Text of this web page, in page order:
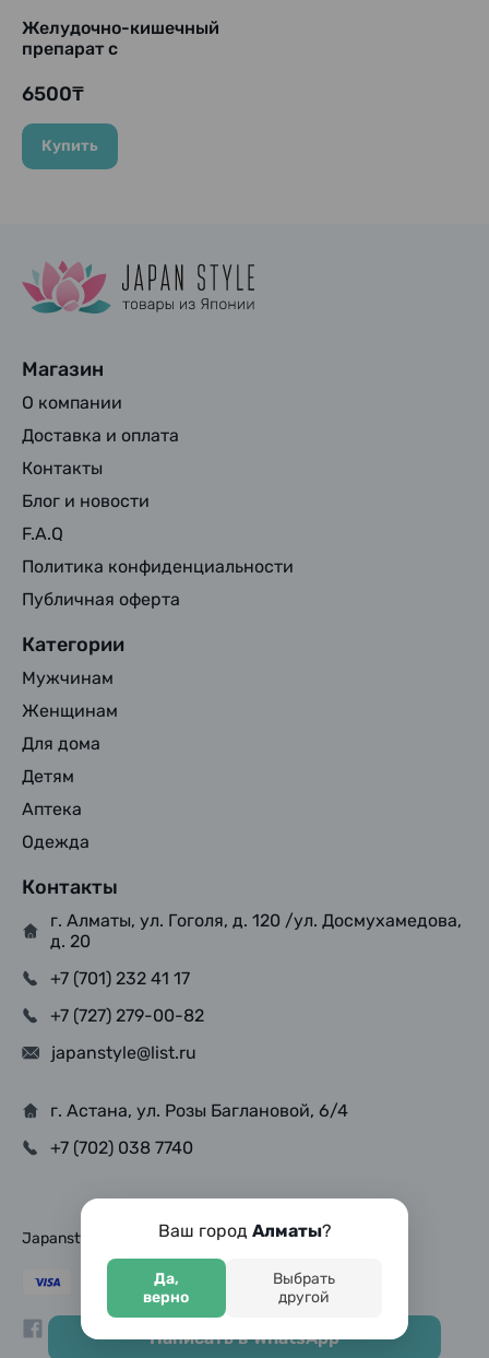
Написать в WhatsApp
Ваш город Алматы?
Да,
верно
Выбрать
другой
Желудочно-кишечный
препарат с
"Ichoyaku Plus", 12
6500₸
Купить
Магазин
О компании
Доставка и оплата
Контакты
Блог и новости
F.A.Q
Политика конфиденциальности
Публичная оферта
Категории
Мужчинам
Женщинам
Для дома
Детям
Аптека
Одежда
Контакты
г. Алматы, ул. Гоголя, д. 120 /ул. Досмухамедова,
д. 20
+7 (701) 232 41 17
+7 (727) 279-00-82
japanstyle@list.ru
г. Астана, ул. Розы Баглановой, 6/4
+7 (702) 038 7740
Japanstyle © Copyright 2025, Все права защищены